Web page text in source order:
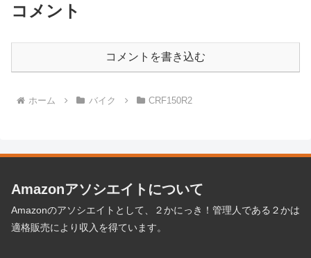
コメント
コメントを書き込む
ホーム バイク CRF150R2
Amazonアソシエイトについて
Amazonのアソシエイトとして、２かにっき！管理人である２かは
適格販売により収入を得ています。